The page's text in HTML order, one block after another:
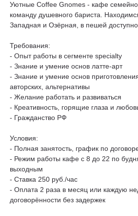
Уютные Coffee Gnomes - кафе
команду душевного бариста.
Западная и Озёрная, в пешей
Требования:
- Опыт работы в сегменте specialty
- Знание и умение основ латте-арт
- Знание и умение основ
авторских, альтернативы
- Желание работать и развиваться
- Креативность, горящие глаза и
- Гражданство РФ
Условия:
- Полная занятость, график по
- Режим работы кафе с 8 до 22 по
выходным
- Ставка 250 руб./час
- Оплата 2 раза в месяц или каждую
договорённости без задержек